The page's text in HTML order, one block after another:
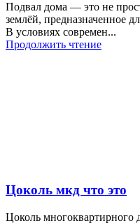
Подвал дома — это не
землёй, предназначенное
В условиях современ...
Продолжить чтение
Цоколь мкд что это
Цоколь